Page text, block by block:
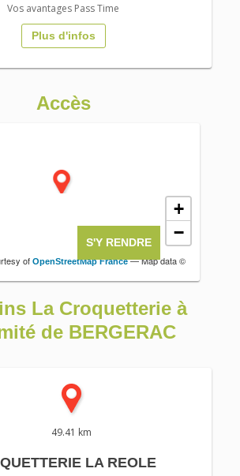
Vos avantages Pass Time
Plus d'infos
Accès
+
−
of OpenStreetMap France— Map data ©
S'Y RENDRE
La Croquetterie à
de BERGERAC
49.41 km
LA REOLE